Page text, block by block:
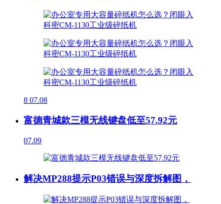
8 07.08
富德青城款三模无线键盘低至57.92元
07.09
解决MP288提示P03错误与深度拆解图，